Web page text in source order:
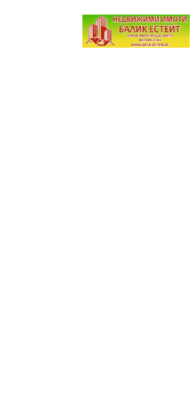
Продължете